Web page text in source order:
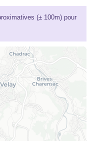
(± 100m) pour